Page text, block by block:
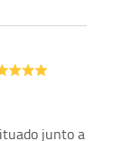
junto a